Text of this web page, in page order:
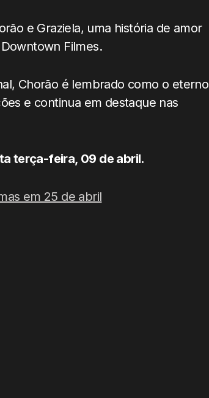
e Graziela, uma história de amor
Filmes.
Chorão é lembrado como o eterno
e continua em destaque nas
terça-feira, 09 de abril.
em 25 de abril